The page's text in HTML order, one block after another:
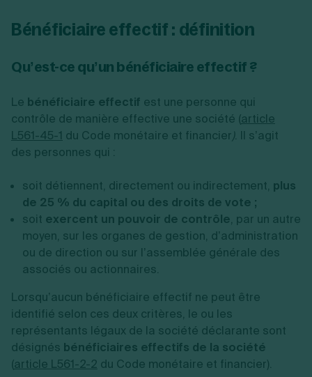
Bénéficiaire effectif : définition
Qu’est-ce qu’un bénéficiaire effectif ?
Le bénéficiaire effectif est une personne qui
contrôle de manière effective une société (article
L561-45-1 du Code monétaire et financier). Il s’agit
des personnes qui :
soit détiennent, directement ou indirectement, plus
de 25 % du capital ou des droits de vote ;
soit exercent un pouvoir de contrôle, par un autre
moyen, sur les organes de gestion, d’administration
ou de direction ou sur l’assemblée générale des
associés ou actionnaires.
Lorsqu’aucun bénéficiaire effectif ne peut être
identifié selon ces deux critères, le ou les
représentants légaux de la société déclarante sont
désignés bénéficiaires effectifs de la société
(article L561-2-2 du Code monétaire et financier).